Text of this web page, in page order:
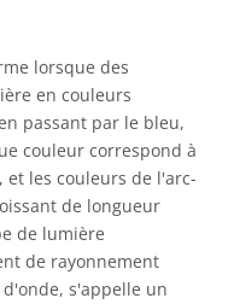
lorsque des
en couleurs
passant par le bleu,
couleur correspond à
les couleurs de l'arc-
de longueur
de lumière
de rayonnement
s'appelle un